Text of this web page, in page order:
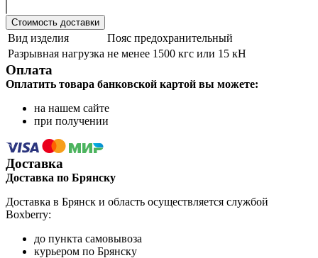
Стоимость доставки
Вид изделия
Пояс предохранительный
Разрывная нагрузка не менее 1500 кгс или 15 кН
Оплата
Оплатить товара банковской картой вы можете:
на нашем сайте
при получении
Доставка
Доставка по Брянску
Доставка в Брянск и область осуществляется службой
Boxberry:
до пункта самовывоза
курьером по Брянску